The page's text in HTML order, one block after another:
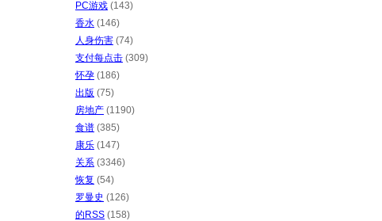
PC游戏 (143)
香水 (146)
人身伤害 (74)
支付每点击 (309)
怀孕 (186)
出版 (75)
房地产 (1190)
食谱 (385)
康乐 (147)
关系 (3346)
恢复 (54)
罗曼史 (126)
的RSS (158)